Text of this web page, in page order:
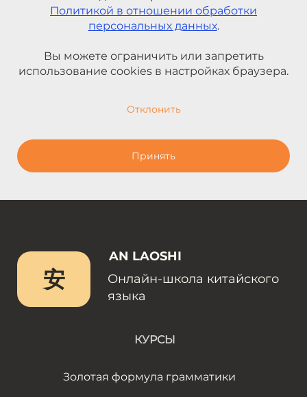
Политикой в отношении обработки
персональных данных.
Вы можете ограничить или запретить
использование cookies в настройках браузера.
Отклонить
Принять
安
AN LAOSHI
Онлайн-школа китайского
языка
КУРСЫ
Золотая формула грамматики